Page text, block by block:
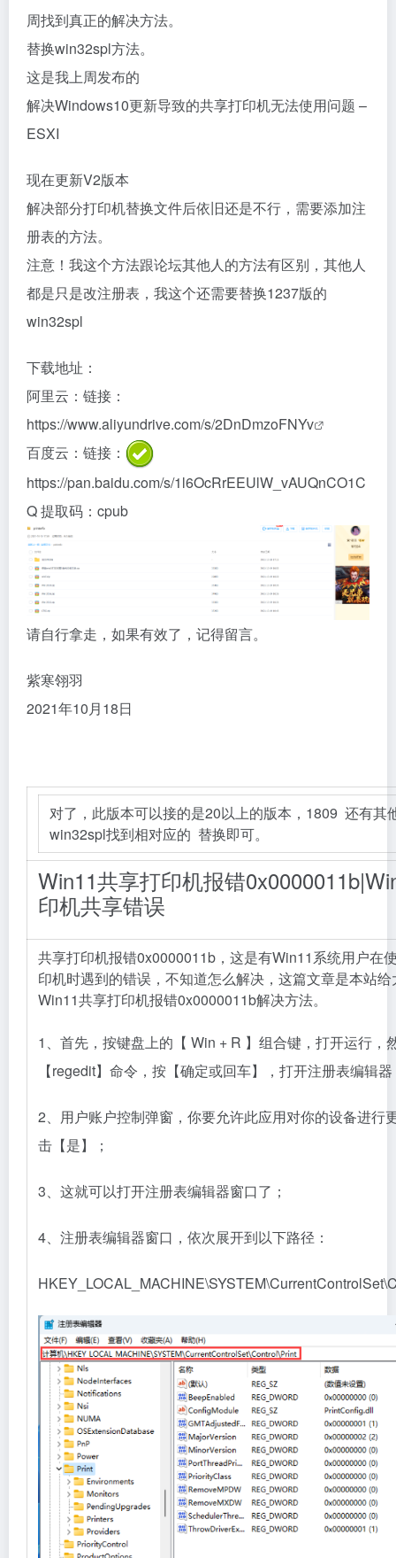
周找到真正的解决方法。
替换win32spl方法。
这是我上周发布的
解决Windows10更新导致的共享打印机无法使用问题 –
ESXI
现在更新V2版本
解决部分打印机替换文件后依旧还是不行，需要添加注
册表的方法。
注意！我这个方法跟论坛其他人的方法有区别，其他人
都是只是改注册表，我这个还需要替换1237版的
win32spl
下载地址：
阿里云：链接：
https://www.aliyundrive.com/s/2DnDmzoFNYv
百度云：链接：
https://pan.baidu.com/s/1l6OcRrEEUlW_vAUQnCO1C
Q提取码：cpub
请自行拿走，如果有效了，记得留言。
紫寒翎羽
2021年10月18日
对了，此版本可以接的是20以上的版本，1809 还有其
win32spl找到相对应的 替换即可。
Win11共享打印机报错
印机共享错误
共享打印机报错0x0000011b，这是有Win11系统用户在
印机时遇到的错误，不知道怎么解决，这篇文章是本站
Win11共享打印机报错0x0000011b解决方法。
1、首先，按键盘上的【 Win + R 】组合键，打开运行，
【regedit】命令，按【确定或回车】，打开注册表编辑
2、用户账户控制弹窗，你要允许此应用对你的设备进行
击【是】；
3、这就可以打开注册表编辑器窗口了；
4、注册表编辑器窗口，依次展开到以下路径：